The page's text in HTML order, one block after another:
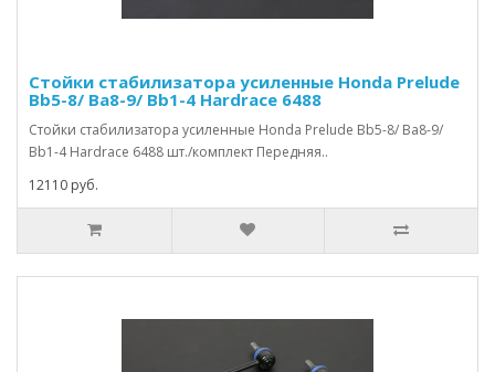
Стойки стабилизатора усиленные Honda Prelude
Bb5-8/ Ba8-9/ Bb1-4 Hardrace 6488
Стойки стабилизатора усиленные Honda Prelude Bb5-8/ Ba8-9/
Bb1-4 Hardrace 6488 шт./комплект Передняя..
12110 руб.